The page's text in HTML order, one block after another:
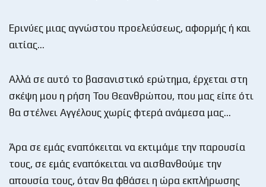
Ερινύες μιας αγνώστου προελεύσεως, αφορμής ή και
αιτίας…
Αλλά σε αυτό το βασανιστικό ερώτημα, έρχεται στη
σκέψη μου η ρήση Του Θεανθρώπου, που μας είπε ότι
θα στέλνει Αγγέλους χωρίς φτερά ανάμεσα μας…
Άρα σε εμάς εναπόκειται να εκτιμάμε την παρουσία
τους, σε εμάς εναπόκειται να αισθανθούμε την
απουσία τους, όταν θα φθάσει η ώρα εκπλήρωσης